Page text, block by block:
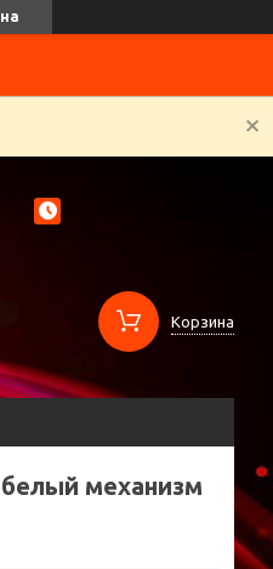
Корзина
механизм